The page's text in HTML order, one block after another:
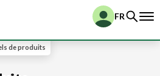
FR
de produits